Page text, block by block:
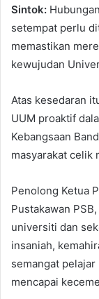
Sintok:
setempat perlu
memastikan
kewujudan
Atas kesedaran
UUM proaktif
Kebangsaan
masyarakat celik
Penolong Ketua
Pustakawan
universiti dan
insaniah,
semangat
mencapai